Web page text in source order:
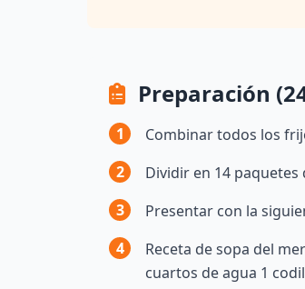
Preparación
1
Combinar todos los
2
Dividir en 14 paquetes
3
Presentar con la
4
Receta de sopa del
cuartos de agua 1